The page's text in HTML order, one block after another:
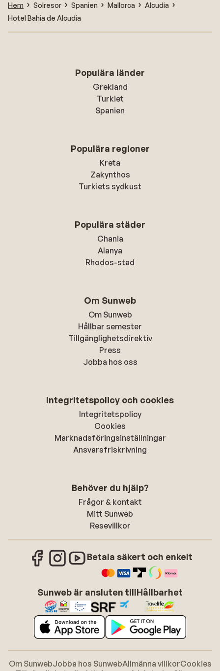
Hem Solresor Spanien Mallorca
Alcudia
Hotel Bahia de Alcudia
Populära länder
Grekland
Turkiet
Spanien
Populära regioner
Kreta
Zakynthos
Turkiets sydkust
Populära städer
Chania
Alanya
Rhodos-stad
Om Sunweb
Om Sunweb
Hållbar semester
Tillgänglighetsdirektiv
Press
Jobba hos oss
Integritetspolicy och cookies
Integritetspolicy
Cookies
Marknadsföringsinställningar
Ansvarsfriskrivning
Behöver du hjälp?
Frågor & kontakt
Mitt Sunweb
Resevillkor
Betala säkert och enkelt
Sunweb är ansluten tillHållbarhet
Om SunwebJobba hos SunwebAllmänna villkorCookies